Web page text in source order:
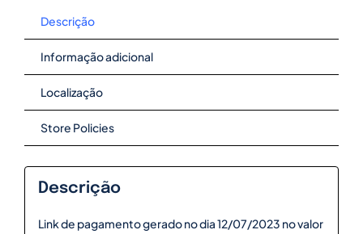
Descrição
Informação adicional
Localização
Store Policies
Descrição
Link de pagamento gerado no dia 12/07/2023 no valor